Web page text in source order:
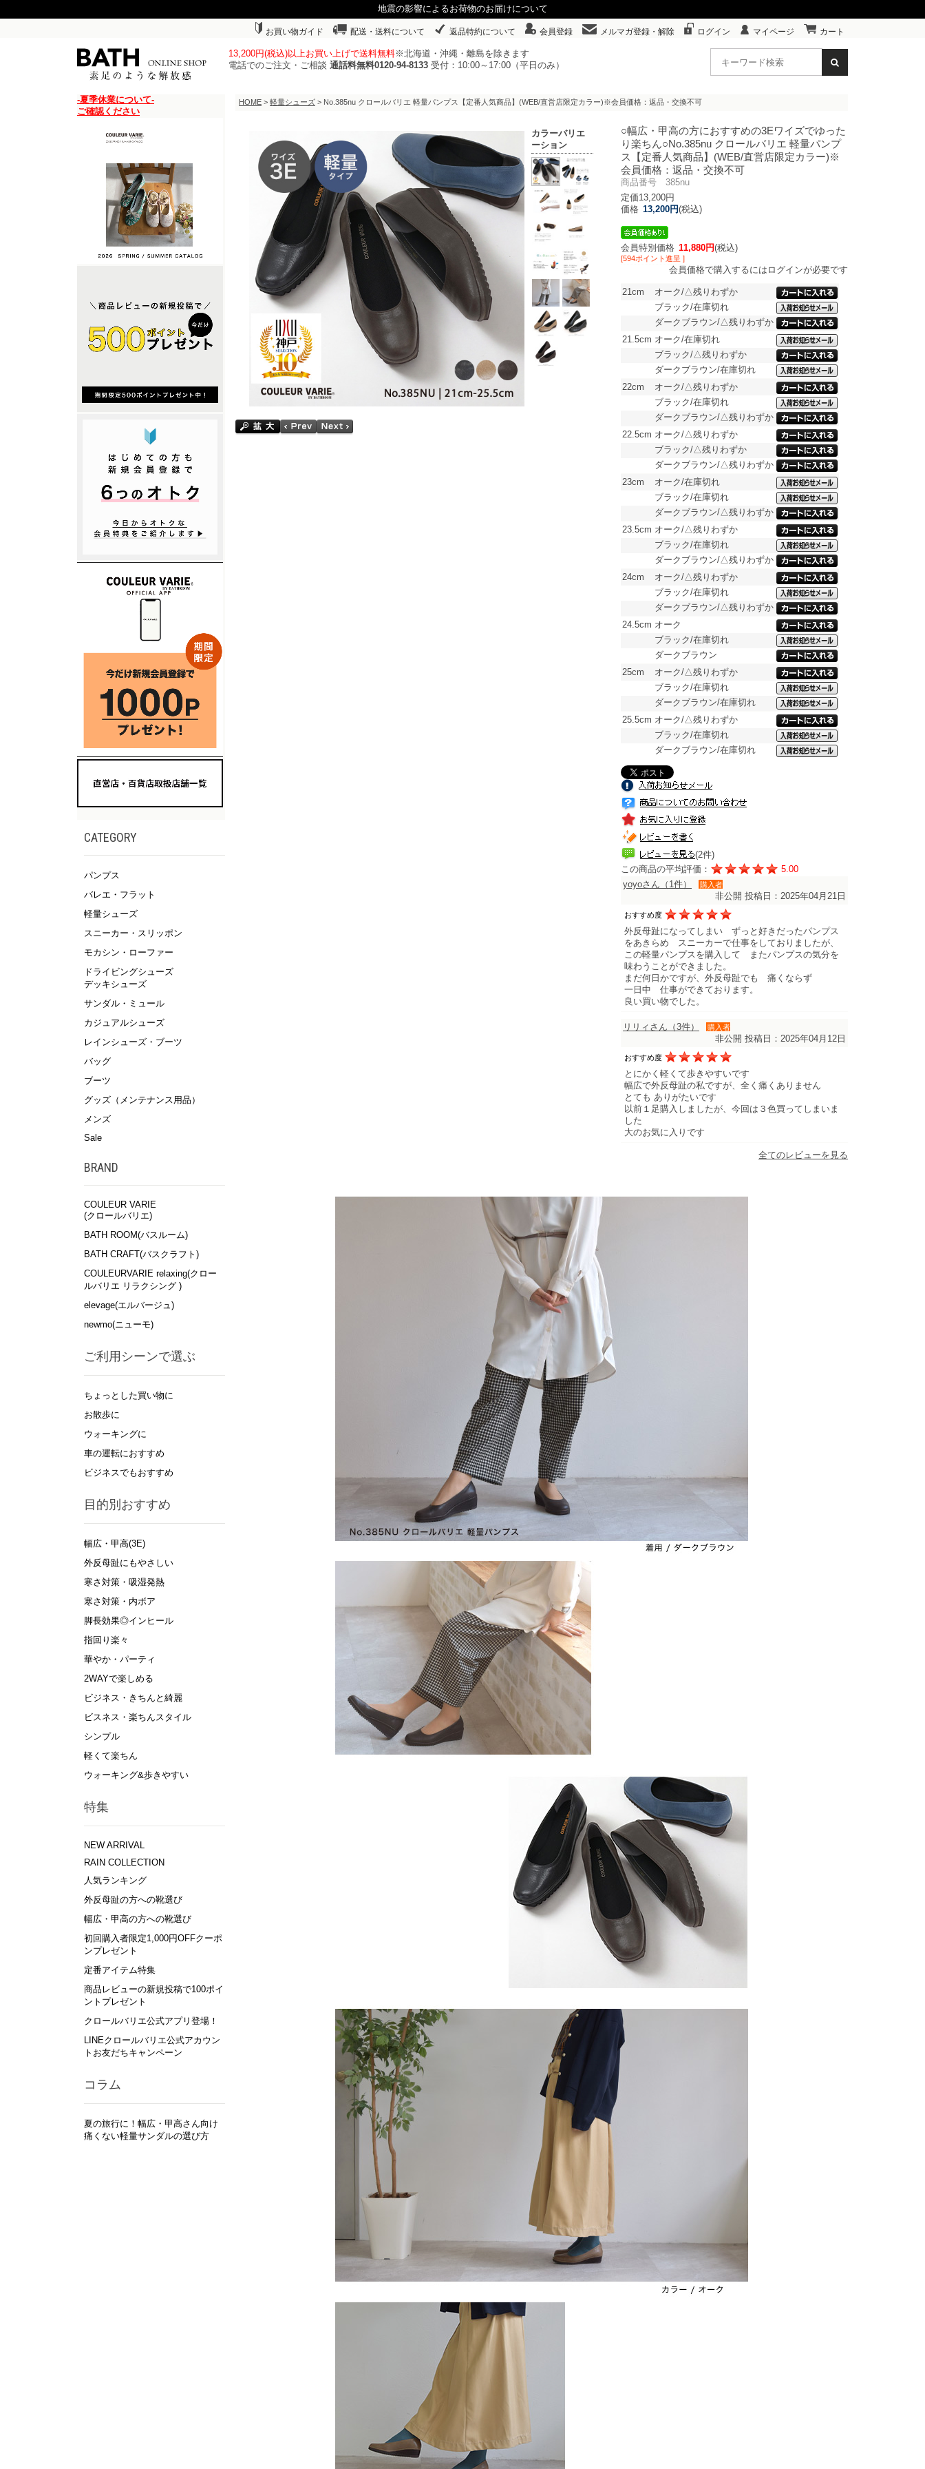
地震の影響によるお荷物のお届けについて
お買い物ガイド 配送・送料について 返品特約について 会員登録 メルマガ登録・解除 ログイン マイページ カート
13,200円(税込)以上お買い上げで送料無料※北海道・沖縄・離島を除きます
電話でのご注文・ご相談 通話料無料0120-94-8133 受付：10:00～17:00（平日のみ）
-夏季休業について-
ご確認ください
CATEGORY
パンプス
バレエ・フラット
軽量シューズ
スニーカー・スリッポン
モカシン・ローファー
ドライビングシューズ
デッキシューズ
サンダル・ミュール
カジュアルシューズ
レインシューズ・ブーツ
バッグ
ブーツ
グッズ（メンテナンス用品）
メンズ
Sale
BRAND
COULEUR VARIE
(クロールバリエ)
BATH ROOM(バスルーム)
BATH CRAFT(バスクラフト)
COULEURVARIE relaxing(クロー
ルバリエ リラクシング )
elevage(エルバージュ)
newmo(ニューモ)
ご利用シーンで選ぶ
ちょっとした買い物に
お散歩に
ウォーキングに
車の運転におすすめ
ビジネスでもおすすめ
目的別おすすめ
幅広・甲高(3E)
外反母趾にもやさしい
寒さ対策・吸湿発熱
寒さ対策・内ボア
脚長効果◎インヒール
指回り楽々
華やか・パーティ
2WAYで楽しめる
ビジネス・きちんと綺麗
ビスネス・楽ちんスタイル
シンプル
軽くて楽ちん
ウォーキング&歩きやすい
特集
NEW ARRIVAL
RAIN COLLECTION
人気ランキング
外反母趾の方への靴選び
幅広・甲高の方への靴選び
初回購入者限定1,000円OFFクーポ
ンプレゼント
定番アイテム特集
商品レビューの新規投稿で100ポイ
ントプレゼント
クロールバリエ公式アプリ登場！
LINEクロールバリエ公式アカウン
トお友だちキャンペーン
コラム
夏の旅行に！幅広・甲高さん向け
痛くない軽量サンダルの選び方
HOME > 軽量シューズ > No.385nu クロールバリエ 軽量パンプス【定番人気商品】(WEB/直営店限定カラー)※会員価格：返品・交換不可
○幅広・甲高の方におすすめの3Eワイズでゆった
り楽ちん○No.385nu クロールバリエ 軽量パンプ
ス【定番人気商品】(WEB/直営店限定カラー)※
会員価格：返品・交換不可
商品番号 385nu
定価13,200円
価格 13,200円(税込)
会員特別価格 11,880円(税込)
[594ポイント進呈 ]
会員価格で購入するにはログインが必要です
21cm
オーク/△残りわずか
ブラック/在庫切れ
ダークブラウン/△残りわずか
21.5cm オーク/在庫切れ
ブラック/△残りわずか
ダークブラウン/在庫切れ
22cm
オーク/△残りわずか
ブラック/在庫切れ
ダークブラウン/△残りわずか
22.5cm オーク/△残りわずか
ブラック/△残りわずか
ダークブラウン/△残りわずか
23cm
オーク/在庫切れ
ブラック/在庫切れ
ダークブラウン/△残りわずか
23.5cm オーク/△残りわずか
ブラック/在庫切れ
ダークブラウン/△残りわずか
24cm
オーク/△残りわずか
ブラック/在庫切れ
ダークブラウン/△残りわずか
24.5cm オーク
ブラック/在庫切れ
ダークブラウン
25cm
オーク/△残りわずか
ブラック/在庫切れ
ダークブラウン/在庫切れ
25.5cm オーク/△残りわずか
ブラック/在庫切れ
ダークブラウン/在庫切れ
(2件)
この商品の平均評価：
5.00
yoyoさん（1件）
購入者
非公開 投稿日：2025年04月21日
おすすめ度
外反母趾になってしまい ずっと好きだったパンプス
をあきらめ スニーカーで仕事をしておりましたが、
この軽量パンプスを購入して またパンプスの気分を
味わうことができました。
まだ何日かですが、外反母趾でも 痛くならず
一日中 仕事ができております。
良い買い物でした。
リリィさん（3件） 購入者
非公開 投稿日：2025年04月12日
おすすめ度
とにかく軽くて歩きやすいです
幅広で外反母趾の私ですが、全く痛くありません
とても ありがたいです
以前１足購入しましたが、今回は３色買ってしまいま
した
大のお気に入りです
全てのレビューを見る
カラーバリエ
ーション